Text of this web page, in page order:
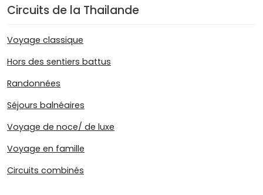
Circuits de la Thailande
Voyage classique
Hors des sentiers battus
Randonnées
Séjours balnéaires
Voyage de noce/ de luxe
Voyage en famille
Circuits combinés